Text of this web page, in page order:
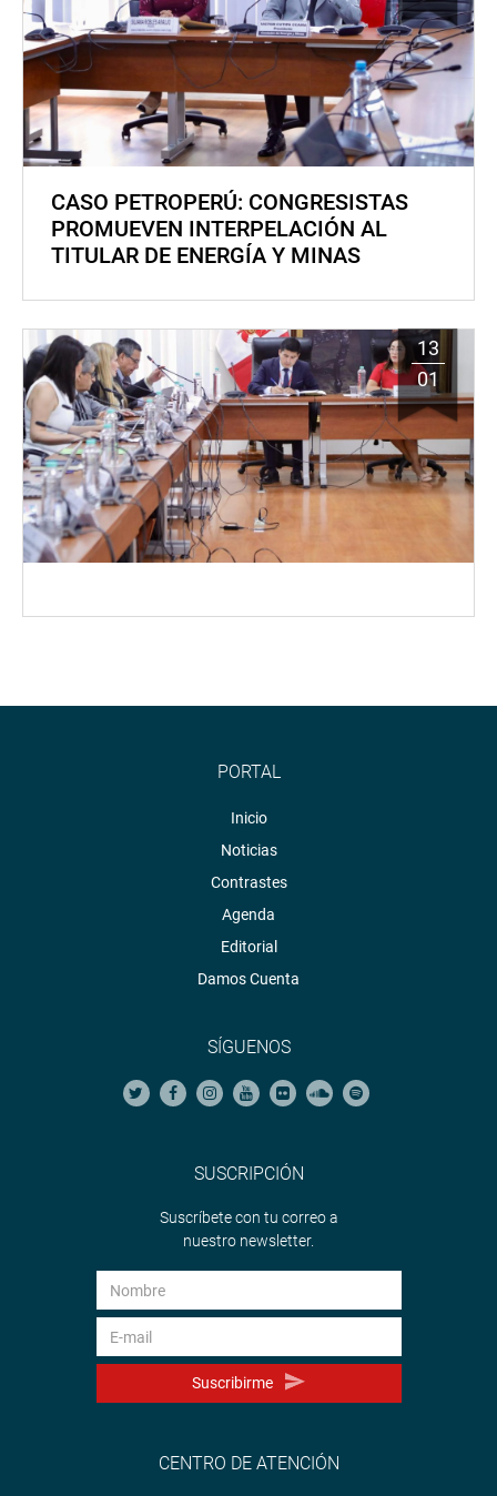
CASO PETROPERÚ: CONGRESISTAS
PROMUEVEN INTERPELACIÓN AL
TITULAR DE ENERGÍA Y MINAS
13
01
PORTAL
Inicio
Noticias
Contrastes
Agenda
Editorial
Damos Cuenta
SÍGUENOS
SUSCRIPCIÓN
Suscríbete con tu correo a
nuestro newsletter.
Suscribirme
CENTRO DE ATENCIÓN